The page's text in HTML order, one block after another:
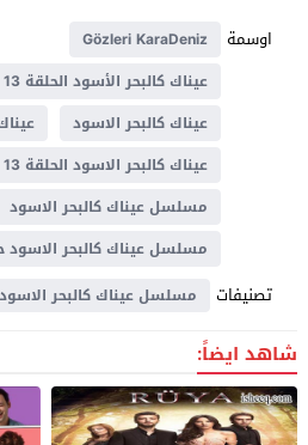
اوسمة
Gözleri KaraDeniz
عيناك كالبحر الأسود الحلقة 13 مترجمة
عيناك كالبحر الاسود
عيناك
عيناك كالبحر الاسود الحلقة 13
مسلسل عيناك كالبحر الاسود
مسلسل عيناك كالبحر الاسود
تصنيفات مسلسل عيناك كالبحر الاسود
شاهد ايضاً: